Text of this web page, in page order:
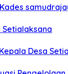
Setialaksana
Desa